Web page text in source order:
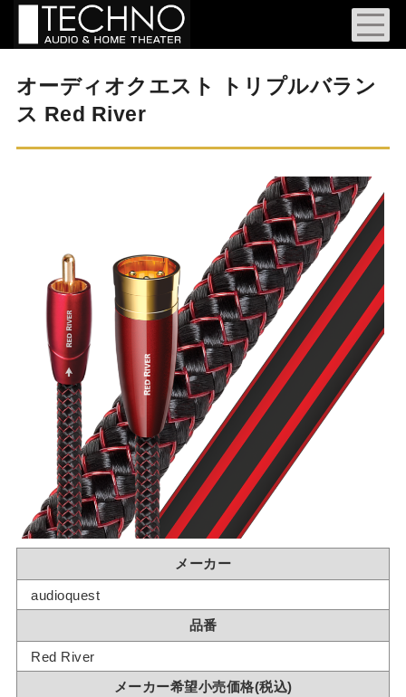
オーディオクエスト トリプルバラン
ス Red River
メーカー
audioquest
品番
Red River
メーカー希望小売価格(税込)